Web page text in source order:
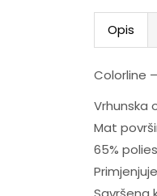
Opis
Colorline
Vrhunska
Mat
65%